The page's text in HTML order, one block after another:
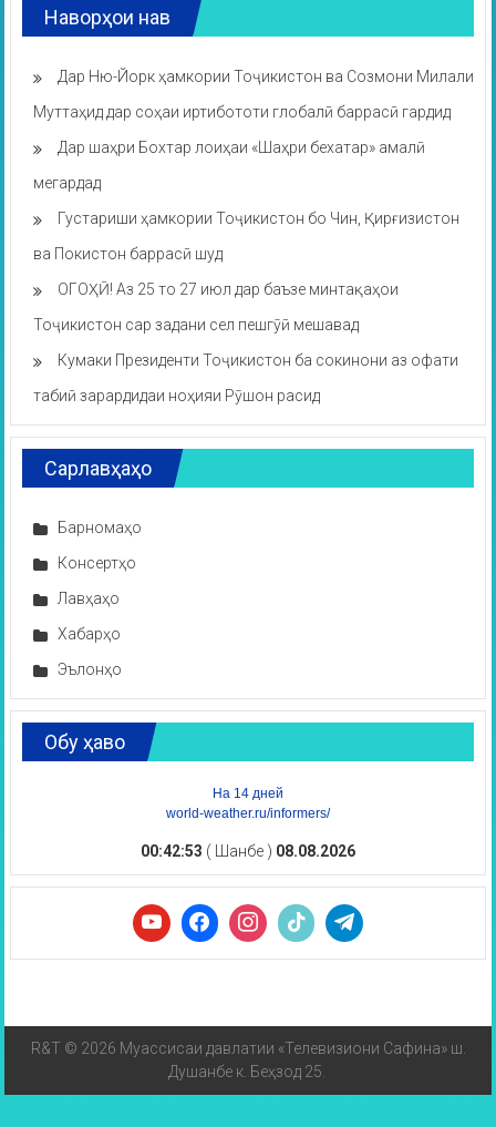
Наворҳои нав
Дар Ню-Йорк ҳамкории Тоҷикистон ва Созмони Милали
Муттаҳид дар соҳаи иртибототи глобалӣ баррасӣ гардид
Дар шаҳри Бохтар лоиҳаи «Шаҳри бехатар» амалӣ
мегардад
Густариши ҳамкории Тоҷикистон бо Чин, Қирғизистон
ва Покистон баррасӣ шуд
ОГОҲӢ! Аз 25 то 27 июл дар баъзе минтақаҳои
Тоҷикистон сар задани сел пешгӯӣ мешавад
Кумаки Президенти Тоҷикистон ба сокинони аз офати
табиӣ зарардидаи ноҳияи Рӯшон расид
Сарлавҳаҳо
Барномаҳо
Консертҳо
Лавҳаҳо
Хабарҳо
Эълонҳо
Обу ҳаво
На 14 дней
world-weather.ru/informers/
00:42:53 ( Шанбе ) 08.08.2026
R&T © 2026 Муассисаи давлатии «Телевизиони Сафина» ш.
Душанбе к. Беҳзод 25.